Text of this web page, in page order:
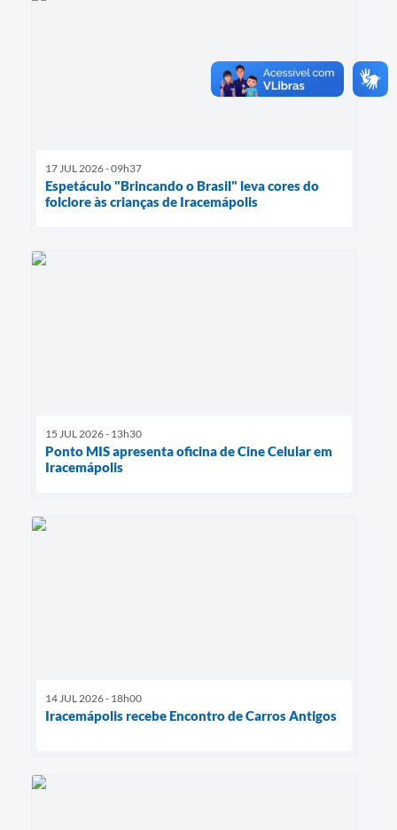
17 JUL 2026 - 09h37
Espetáculo "Brincando o Brasil" leva cores do
folclore às crianças de Iracemápolis
15 JUL 2026 - 13h30
Ponto MIS apresenta oficina de Cine Celular em
Iracemápolis
14 JUL 2026 - 18h00
Iracemápolis recebe Encontro de Carros Antigos